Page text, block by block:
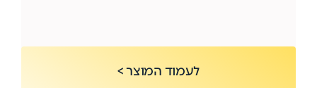
לעמוד המוצר >